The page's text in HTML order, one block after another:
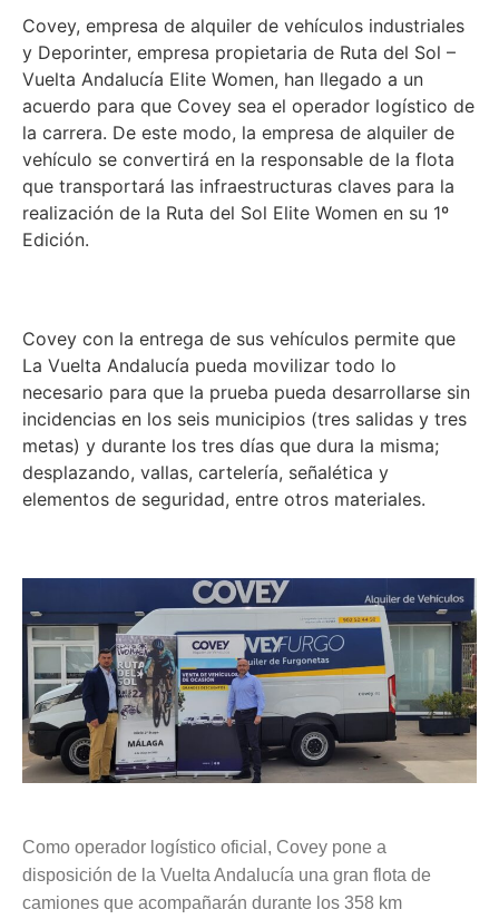
Covey, empresa de alquiler de vehículos industriales
y Deporinter, empresa propietaria de Ruta del Sol –
Vuelta Andalucía Elite Women, han llegado a un
acuerdo para que Covey sea el operador logístico de
la carrera. De este modo, la empresa de alquiler de
vehículo se convertirá en la responsable de la flota
que transportará las infraestructuras claves para la
realización de la Ruta del Sol Elite Women en su 1º
Edición.
Covey con la entrega de sus vehículos permite que
La Vuelta Andalucía pueda movilizar todo lo
necesario para que la prueba pueda desarrollarse sin
incidencias en los seis municipios (tres salidas y tres
metas) y durante los tres días que dura la misma;
desplazando, vallas, cartelería, señalética y
elementos de seguridad, entre otros materiales.
Como operador logístico oficial, Covey pone a
disposición de la Vuelta Andalucía una gran flota de
camiones que acompañarán durante los 358 km